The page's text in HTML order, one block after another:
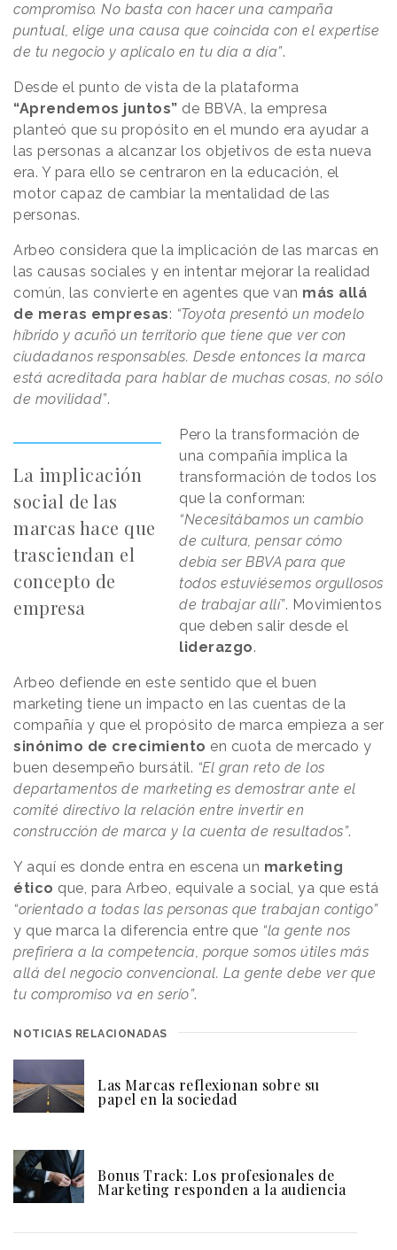
compromiso. No basta con hacer una campaña
puntual, elige una causa que coincida con el expertise
de tu negocio y aplícalo en tu día a día”.
Desde el punto de vista de la plataforma
“Aprendemos juntos” de BBVA, la empresa
planteó que su propósito en el mundo era ayudar a
las personas a alcanzar los objetivos de esta nueva
era. Y para ello se centraron en la educación, el
motor capaz de cambiar la mentalidad de las
personas.
Arbeo considera que la implicación de las marcas en
las causas sociales y en intentar mejorar la realidad
común, las convierte en agentes que van más allá
de meras empresas: “Toyota presentó un modelo
híbrido y acuñó un territorio que tiene que ver con
ciudadanos responsables. Desde entonces la marca
está acreditada para hablar de muchas cosas, no sólo
de movilidad”.
La implicación
social de las
marcas hace que
trasciendan el
concepto de
empresa
Pero la transformación de
una compañía implica la
transformación de todos los
que la conforman:
“Necesitábamos un cambio
de cultura, pensar cómo
debía ser BBVA para que
todos estuviésemos orgullosos
de trabajar allí”. Movimientos
que deben salir desde el
liderazgo.
Arbeo defiende en este sentido que el buen
marketing tiene un impacto en las cuentas de la
compañía y que el propósito de marca empieza a ser
sinónimo de crecimiento en cuota de mercado y
buen desempeño bursátil. “El gran reto de los
departamentos de marketing es demostrar ante el
comité directivo la relación entre invertir en
construcción de marca y la cuenta de resultados”.
Y aquí es donde entra en escena un marketing
ético que, para Arbeo, equivale a social, ya que está
“orientado a todas las personas que trabajan contigo”
y que marca la diferencia entre que “la gente nos
prefiriera a la competencia, porque somos útiles más
allá del negocio convencional. La gente debe ver que
tu compromiso va en serio”.
NOTICIAS RELACIONADAS
Las Marcas reflexionan sobre su
papel en la sociedad
Bonus Track: Los profesionales de
Marketing responden a la audiencia